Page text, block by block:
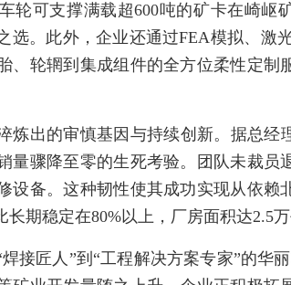
轮可支撑满载超600吨的矿卡在崎岖
选。此外，企业还通过FEA模拟、激
、轮辋到集成组件的全方位柔性定制
炼出的审慎基因与持续创新。据总经
量骤降至零的生死考验。团队未裁员
设备。这种韧性使其成功实现从依赖
期稳定在80%以上，厂房面积达2.5
接匠人”到“工程解决方案专家”的华